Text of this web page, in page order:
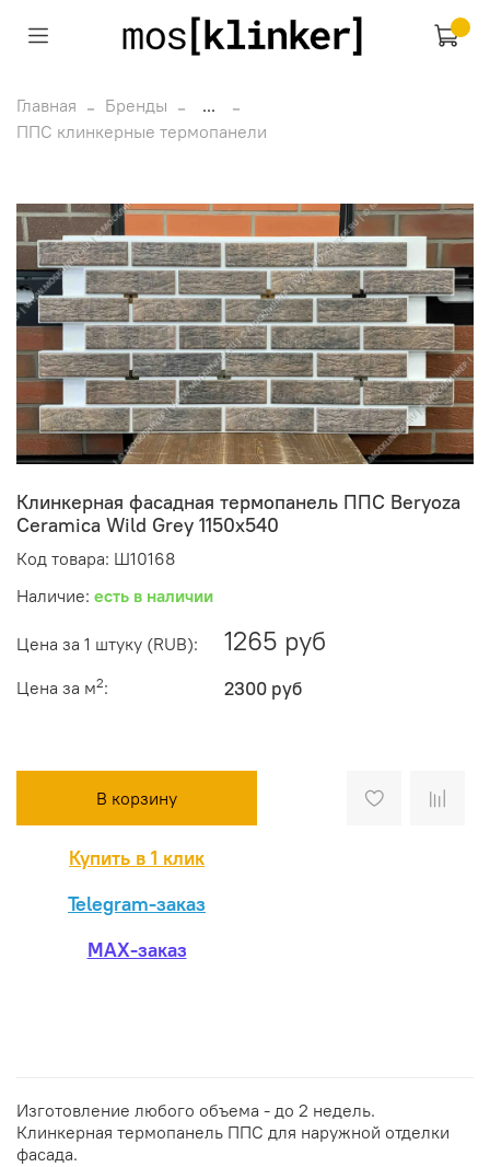
Главная Бренды
...
ППС клинкерные термопанели
Клинкерная фасадная термопанель ППС Beryoza
Ceramica Wild Grey 1150x540
Код товара: Ш10168
Наличие: есть в наличии
Цена за 1 штуку (RUB): 1265 руб
Цена за м2: 2300 руб
В корзину
Купить в 1 клик
Telegram-заказ
MAX-заказ
Изготовление любого объема - до 2 недель.
Клинкерная термопанель ППС для наружной отделки
фасада.